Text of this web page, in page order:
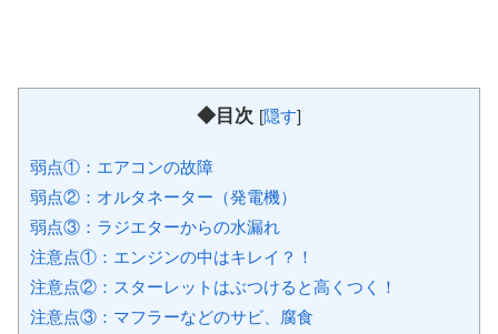
◆目次 [隠す]
弱点①：エアコンの故障
弱点②：オルタネーター（発電機）
弱点③：ラジエターからの水漏れ
注意点①：エンジンの中はキレイ？！
注意点②：スターレットはぶつけると高くつく！
注意点③：マフラーなどのサビ、腐食